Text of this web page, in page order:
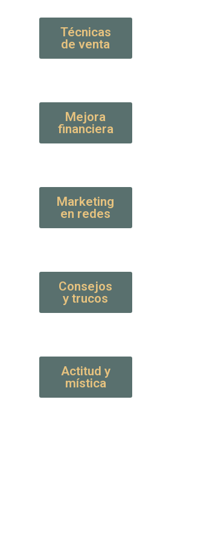
Técnicas
de venta
Mejora
financiera
Marketing
en redes
Consejos
y trucos
Actitud y
mística